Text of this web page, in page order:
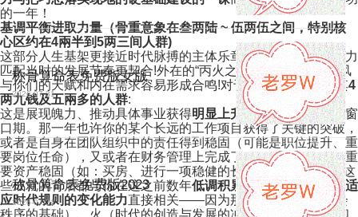
的一年！
基调平衡进取力量（骨重意象在叁两陆 ~ 伍两伍之间，特别核
心区约在4兩半到5两三间人群)
这部分人生基架更接近时代脉搏的主体乐章：你们的基调和能力
匹配当时的发展节奏更契合!外在的“丙火之气”与“戌土务实”之风
与你们的天赋和内在需求容易形成合鸣!对于在这个范畴里尤其4
两九钱及五兩多的人群:
这是展现魄力、推动具体事业获得明显上升与发展成果的重要窗
口期。那一年也许你的某个长远的工作项目获得了关键的突破，
或者是自身在团队组织中的责任得到稳固（可能是职位提升、重
要岗位任命），又或者在财务管理上完成了几年前计划的一次重
要资产稳固（如：买房、进行一项稳健的长期投资)......而所有这
些成就的背后都与你在这之前数年低调积累、务实做事且积极适
应时代规则的变化能力直接相关——因为那正是土（规矩/社会
秩序的基础）、火（时代的创造与发展的冲力、你的执行力)和
称骨算命表免费版女版
2026-07-31
称骨算命表免费版2023
2026-07-31